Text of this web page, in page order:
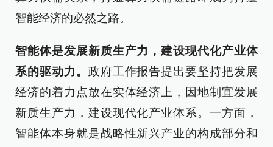
智能经济的必然之路。
智能体是发展新质生产力，建设现代化产业体
系的驱动力。 政府工作报告提出要坚持把发展
经济的着力点放在实体经济上，因地制宜发展
新质生产力，建设现代化产业体系。一方面，
智能体本身就是战略性新兴产业的构成部分和